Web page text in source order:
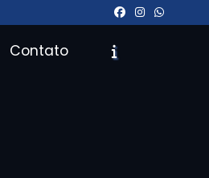
Contato